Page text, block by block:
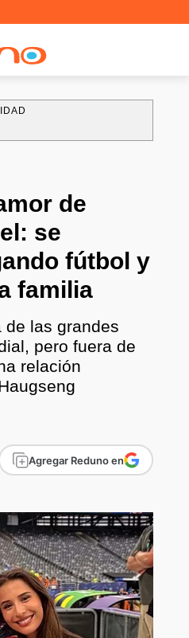
de
se
fútbol y
familia
de las grandes
pero fuera de
relación
Agregar Reduno en